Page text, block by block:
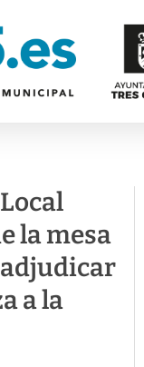
la mesa
a la